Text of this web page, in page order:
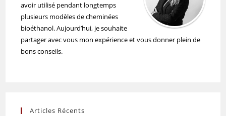
avoir utilisé pendant longtemps
plusieurs modèles de cheminées
bioéthanol. Aujourd’hui, je souhaite
partager avec vous mon expérience et vous donner plein de
bons conseils.
Articles Récents